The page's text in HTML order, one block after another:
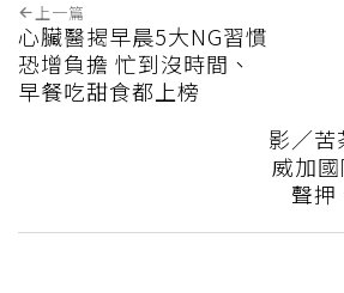
上一篇
心臟醫揭早晨5大NG習慣
恐增負擔 忙到沒時間、
早餐吃甜食都上榜
影／
威加
聲押